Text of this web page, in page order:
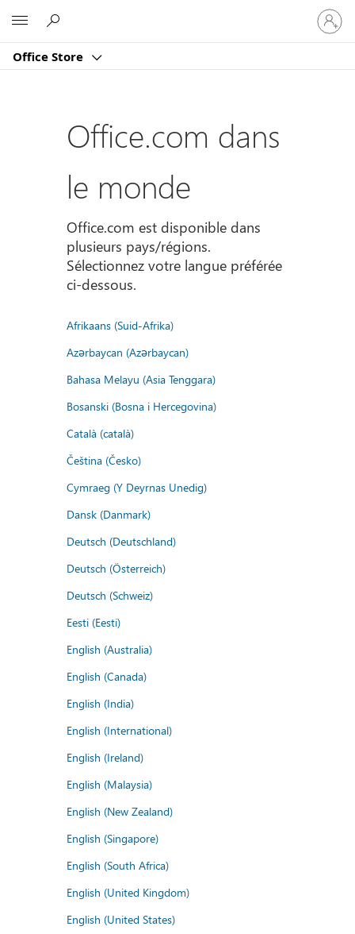
Office Store
vous
à
compte
Office.com dans
le monde
Office.com est disponible dans
plusieurs pays/régions.
Sélectionnez votre langue préférée
ci-dessous.
Afrikaans (Suid-Afrika)
Azərbaycan (Azərbaycan)
Bahasa Melayu (Asia Tenggara)
Bosanski (Bosna i Hercegovina)
Català (català)
Čeština (Česko)
Cymraeg (Y Deyrnas Unedig)
Dansk (Danmark)
Deutsch (Deutschland)
Deutsch (Österreich)
Deutsch (Schweiz)
Eesti (Eesti)
English (Australia)
English (Canada)
English (India)
English (International)
English (Ireland)
English (Malaysia)
English (New Zealand)
English (Singapore)
English (South Africa)
English (United Kingdom)
English (United States)